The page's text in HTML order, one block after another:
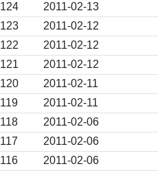
124
2011-02-13
123
2011-02-12
122
2011-02-12
121
2011-02-12
120
2011-02-11
119
2011-02-11
118
2011-02-06
117
2011-02-06
116
2011-02-06